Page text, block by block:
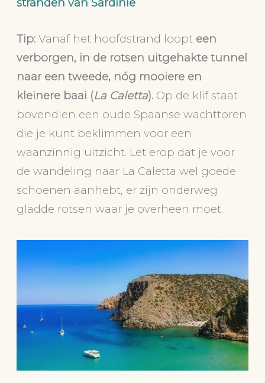
Tip: Vanaf het hoofdstrand loopt een
verborgen, in de rotsen uitgehakte tunnel
naar een tweede, nóg mooiere en
kleinere baai (La Caletta). Op de klif staat
bovendien een oude Spaanse wachttoren
die je kunt beklimmen voor een
waanzinnig uitzicht. Let erop dat je voor
de wandeling naar La Caletta wel goede
schoenen aanhebt, er zijn onderweg
gladde rotsen waar je overheen moet.